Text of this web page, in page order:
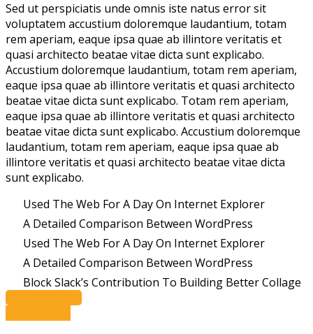
Sed ut perspiciatis unde omnis iste natus error sit
voluptatem accustium doloremque laudantium, totam
rem aperiam, eaque ipsa quae ab illintore veritatis et
quasi architecto beatae vitae dicta sunt explicabo.
Accustium doloremque laudantium, totam rem aperiam,
eaque ipsa quae ab illintore veritatis et quasi architecto
beatae vitae dicta sunt explicabo. Totam rem aperiam,
eaque ipsa quae ab illintore veritatis et quasi architecto
beatae vitae dicta sunt explicabo. Accustium doloremque
laudantium, totam rem aperiam, eaque ipsa quae ab
illintore veritatis et quasi architecto beatae vitae dicta
sunt explicabo.
Used The Web For A Day On Internet Explorer
A Detailed Comparison Between WordPress
Used The Web For A Day On Internet Explorer
A Detailed Comparison Between WordPress
Block Slack’s Contribution To Building Better Collage
OUR COURSES